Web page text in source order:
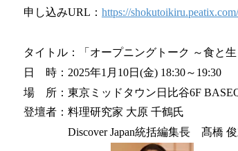
申し込みURL： https://shokutoikiru.peatix.com/
タイトル：「オープニングトーク ～食と生
日 時：2025年1月10日(金) 18:30～19:30
場 所：東京ミッドタウン日比谷6F
登壇者：料理研究家 大原 千鶴氏
Discover Japan統括編集長 髙橋 俊